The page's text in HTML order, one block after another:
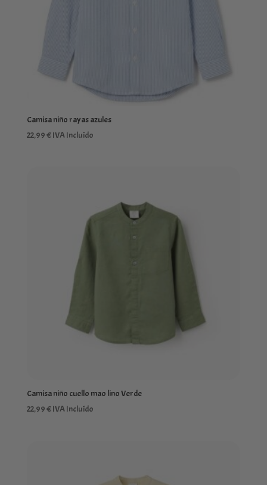
Camisa niño rayas azules
22,99€IVA Incluído
Camisa niño cuello mao lino Verde
22,99€IVA Incluído